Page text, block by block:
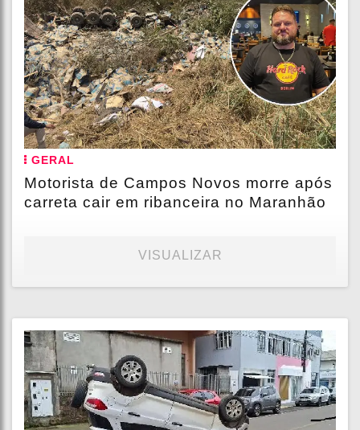
GERAL
Motorista de Campos Novos morre após
carreta cair em ribanceira no Maranhão
VISUALIZAR